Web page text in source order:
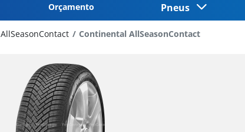
Orçamento Pneus
AllSeasonContact Continental AllSeasonContact